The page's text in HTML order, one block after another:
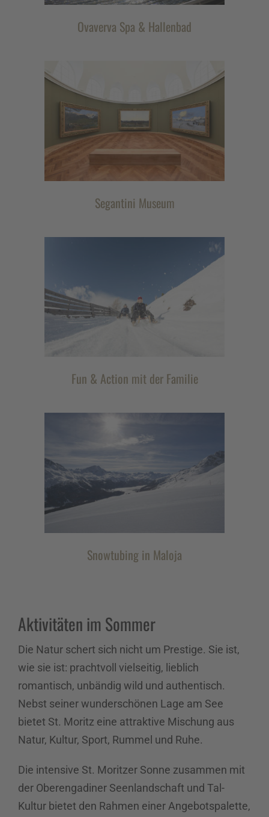
Ovaverva Spa & Hallenbad
Segantini Museum
Fun & Action mit der Familie
Snowtubing in Maloja
Aktivitäten im Sommer
Die Natur schert sich nicht um Prestige. Sie ist,
wie sie ist: prachtvoll vielseitig, lieblich
romantisch, unbändig wild und authentisch.
Nebst seiner wunderschönen Lage am See
bietet St. Moritz eine attraktive Mischung aus
Natur, Kultur, Sport, Rummel und Ruhe.
Die intensive St. Moritzer Sonne zusammen mit
der Oberengadiner Seenlandschaft und Tal-
Kultur bietet den Rahmen einer Angebotspalette,